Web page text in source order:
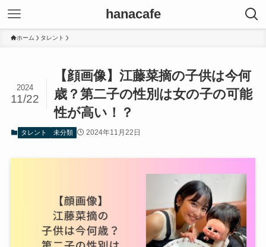
hanacafe
ホーム タレント
【顔画像】江藤菜摘の子供は今何
歳？第二子の性別は女の子の可能
性が高い！？
2024
11/22
タレント 未分類 2024年11月22日